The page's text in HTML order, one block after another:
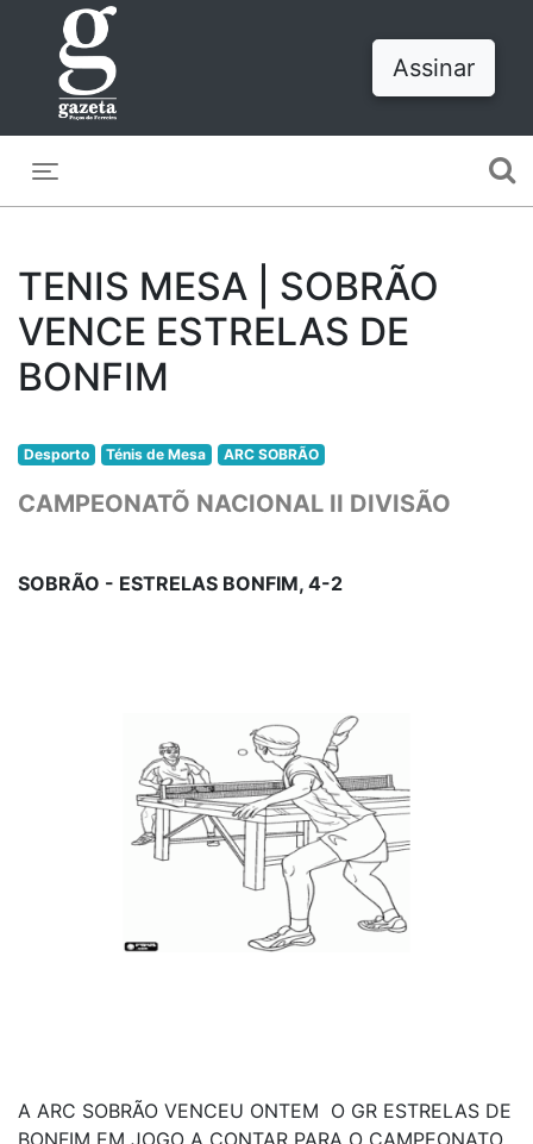
Assinar
TENIS MESA | SOBRÃO
VENCE ESTRELAS DE
BONFIM
Desporto Ténis de Mesa ARC SOBRÃO
CAMPEONATÕ NACIONAL II DIVISÃO
SOBRÃO - ESTRELAS BONFIM, 4-2
A ARC SOBRÃO VENCEU ONTEM O GR ESTRELAS DE